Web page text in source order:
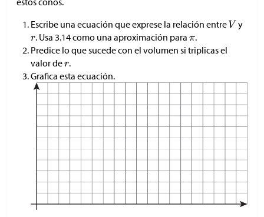
Escribe una ecuación que exprese la relación entre
y
. Usa 3.14 como una aproximación para .
Predice lo que sucede con el volumen si triplicas el
valor de .
Grafica esta ecuación.